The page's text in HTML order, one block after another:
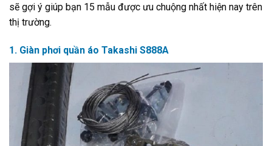
sẽ gợi ý giúp bạn 15 mẫu được ưu chuộng nhất hiện nay trên
thị trường.
1. Giàn phơi quần áo Takashi S888A